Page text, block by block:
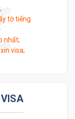
tờ tiếng
nhất;
visa;